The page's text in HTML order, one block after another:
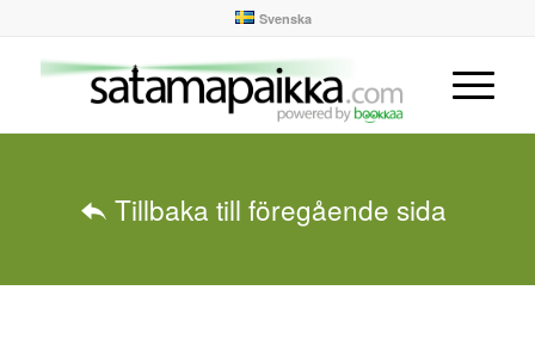
Svenska
Tillbaka till föregående sida